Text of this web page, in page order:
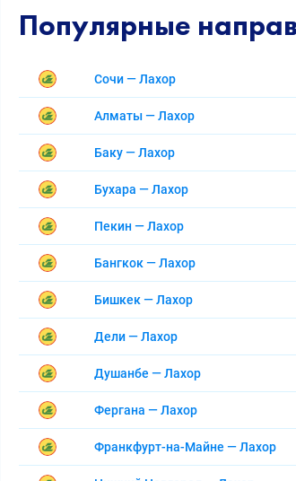
Популярные
Сочи — Лахор
Алматы — Лахор
Баку — Лахор
Бухара — Лахор
Пекин — Лахор
Бангкок — Лахор
Бишкек — Лахор
Дели — Лахор
Душанбе — Лахор
Фергана — Лахор
Франкфурт-на-Майне — Лахор